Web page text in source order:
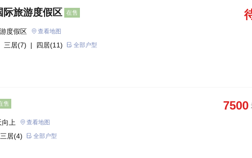
际旅游度假区 在售
度假区 查看地图
三居(7) | 四居(11) 全部户型
售 7500
向上 查看地图
三居(4) 全部户型